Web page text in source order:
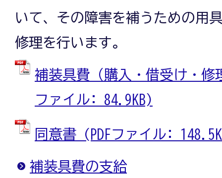
いて、その障害を補うための用
修理を行います。
補装具費（購入・借受け・修
ファイル: 84.9KB)
同意書 (PDFファイル:
補装具費の支給